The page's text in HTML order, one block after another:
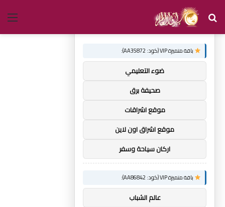
بحث
عن
توصيات :
باقة متميزة VIP (كود: AA35872):
ضوء التعليمي
صحيفة برق
موقع اشراقات
موقع اشراق اون لاين
اركان سياحة وسفر
باقة متميزة VIP (كود: AA86842):
عالم الشباب